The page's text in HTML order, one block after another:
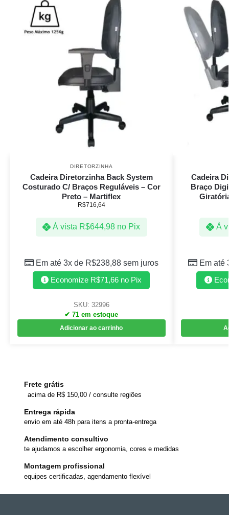
DIRETORZINHA
Cadeira Diretorzinha Back System
Costurado C/ Braços Reguláveis – Cor
Preto – Martiflex
R$716,64
À vista R$644,98 no Pix
Em até 3x de R$238,88sem juros
Economize R$71,66 no Pix
SKU: 32996
✔ 71 em estoque
Adicionar ao carrinho
Cadeira
Braço
À
Em até
Frete grátis
acima de R$ 150,00 / consulte regiões
Entrega rápida
envio em até 48h para itens a pronta-entrega
Atendimento consultivo
te ajudamos a escolher ergonomia, cores e medidas
Montagem profissional
equipes certificadas, agendamento flexível